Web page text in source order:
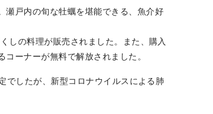
瀬戸内の旬な牡蠣を堪能できる、魚介好
しの料理が販売されました。また、購入
ーナーが無料で解放されました。
でしたが、新型コロナウイルスによる肺